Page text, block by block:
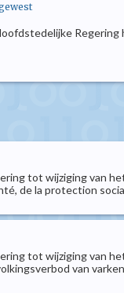
tot wijziging van
de la protection
tot wijziging van
van